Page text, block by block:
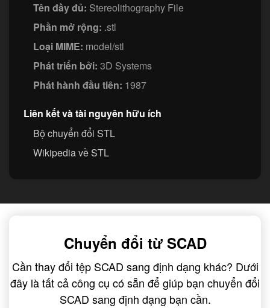
Tên đầy đủ: Stereolithography File
Phần mở rộng: .stl
Loại MIME: model/stl
Phát triển bởi: 3D Systems
Phát hành đầu tiên: 1987
Liên kết và tài nguyên hữu ích
Bộ chuyển đổi STL
Wikipedia về STL
Chuyển đổi từ SCAD
Cần thay đổi tệp SCAD sang định dạng khác? Dưới
đây là tất cả công cụ có sẵn để giúp bạn chuyển đổi
SCAD sang định dạng bạn cần.